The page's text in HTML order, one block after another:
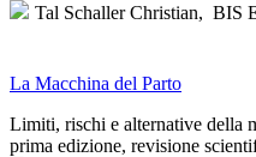
Tal Schaller Christian, BIS
La Macchina del Parto
Limiti, rischi e alternative della
prima edizione, revisione